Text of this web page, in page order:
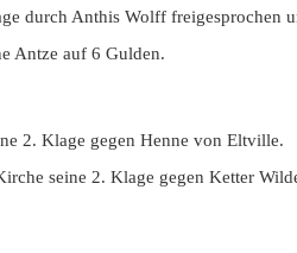
durch Anthis Wolff freigesprochen
Antze auf 6 Gulden.
2. Klage gegen Henne von Eltville.
seine 2. Klage gegen Ketter